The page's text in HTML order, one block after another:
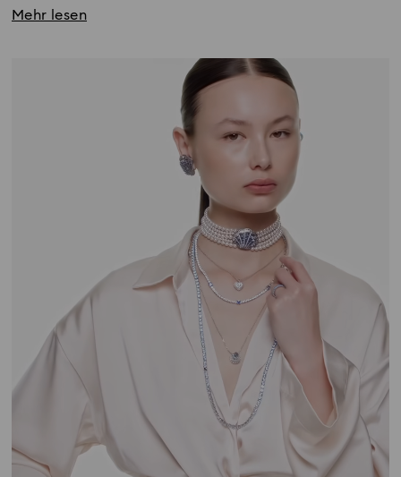
Mehr lesen